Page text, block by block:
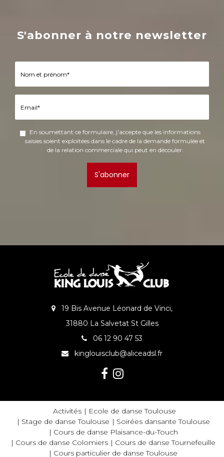
S'abonner à notre newsletter
En soumettant ce formulaire, j'accepte que les informations
saisies soient exploitées dans le cadre de la demande formulée et
de la relation commerciale qui peut en découler.
S'abonner
19 Bis Avenue Léonard de Vinci,
31880 La Salvetat St Gilles
06 12 90 47 53
kinglouisclub@aliceadsl.fr
Activités
Ecole de danse Toulouse
Stage de danse Toulouse
Soirées dansante Toulouse
Cours de danse Plaisance-du-Touch
Cours de danse Colomiers
Cours de danse Tournefeuille
Cours particulier de danse Toulouse